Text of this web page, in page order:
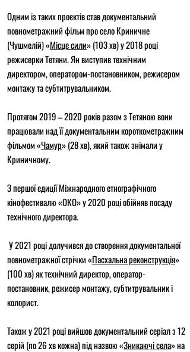
Одним із таких проєктів став документальний
повнометражний фільм про село Криничне
(Чушмелій) «Місце сили» (103 хв) у 2018 році
режисерки Тетяни. Ян виступив технічним
директором, оператором-постановником, режисером
монтажу та субтитрувальником.
Протягом 2019 – 2020 років разом з Тетяною вони
працювали над її документальним короткометражним
фільмом «Чамур» (28 хв), який також знімали у
Криничному.
З першої едиції Міжнародного етнографічного
кінофестивалю «ОКО» у 2020 році обійняв посаду
технічного директора.
У 2021 році долучився до створення документальної
повнометражної стрічки «Пасхальна реконструкція»
(100 хв) як технічний директор, оператор-
постановник, режисер монтажу, субтитрувальник і
колорист.
Також у 2021 році вийшов документальний серіал з 12
серій (по 26 хв кожна) під назвою «Зникаючі села» на